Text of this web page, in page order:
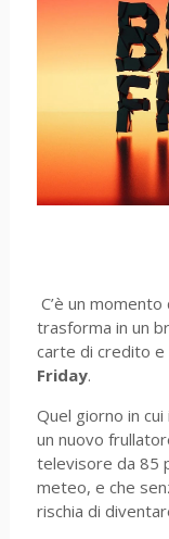
C’è un momento
trasforma in un
carte di credito e
Friday.
Quel giorno in
un nuovo
televisore da 85
meteo, e che
rischia di